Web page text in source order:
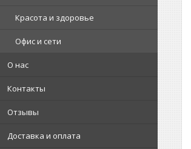
Красота и здоровье
Офис и сети
О нас
Контакты
Отзывы
Доставка и оплата